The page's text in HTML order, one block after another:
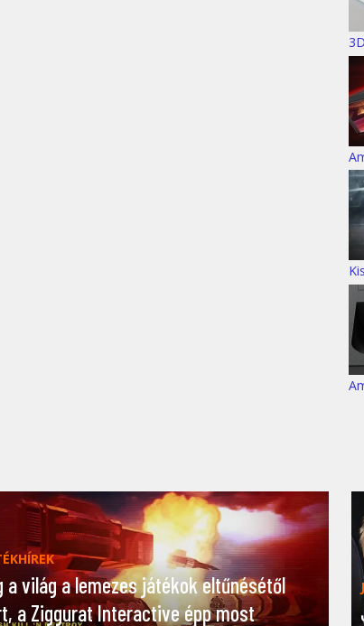
a világ a lemezes játékok eltűnésétől
a Ziggurat Interactive épp most